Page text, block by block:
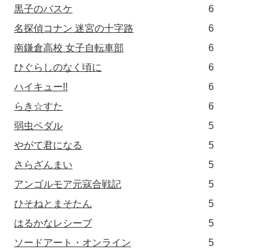
黒子のバスケ
6
名探偵コナン 迷宮の十字路
6
南鎌倉高校 女子自転車部
6
ひぐらしのなく頃に
6
ハイキュー!!
6
らき☆すた
6
弱虫ペダル
5
やがて君になる
5
さらざんまい
5
アンゴルモア元寇合戦記
5
ひそねとまそたん
5
はるかなレシーブ
5
ソードアート・オンライン
5